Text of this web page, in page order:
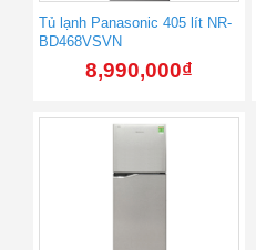
Tủ lạnh Panasonic 405 lít NR-
BD468VSVN
8,990,000₫